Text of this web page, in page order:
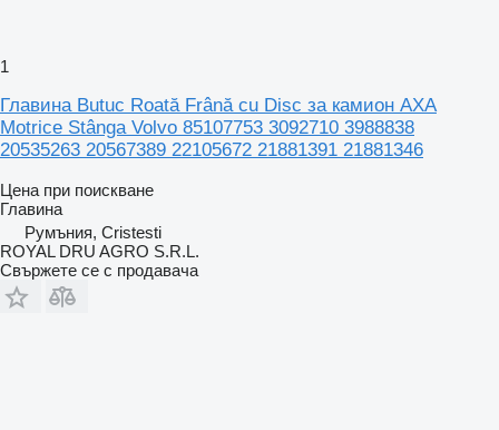
1
Главина Butuc Roată Frână cu Disc за камион AXA
Motrice Stânga Volvo 85107753 3092710 3988838
20535263 20567389 22105672 21881391 21881346
Цена при поискване
Главина
Румъния, Cristesti
ROYAL DRU AGRO S.R.L.
Свържете се с продавача